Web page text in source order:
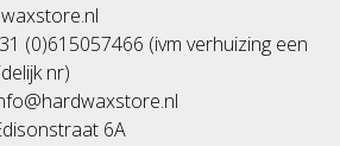
(0)615057466 (ivm verhuizing een
nr)
6A